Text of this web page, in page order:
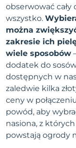
obserwować cały
wszystko.
można
zakresie ich
wiele sposobów
dodatek do
dostępnych w
zaledwie kilka
ceny w
powód, aby
nasiona, z
powstają ogrody